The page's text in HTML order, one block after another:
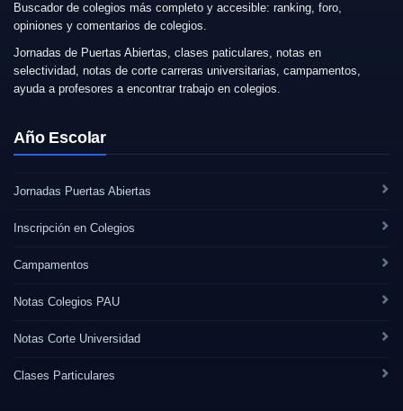
Buscador de colegios más completo y accesible: ranking, foro,
opiniones y comentarios de colegios.
Jornadas de Puertas Abiertas, clases paticulares, notas en
selectividad, notas de corte carreras universitarias, campamentos,
ayuda a profesores a encontrar trabajo en colegios.
Año Escolar
Jornadas Puertas Abiertas
Inscripción en Colegios
Campamentos
Notas Colegios PAU
Notas Corte Universidad
Clases Particulares